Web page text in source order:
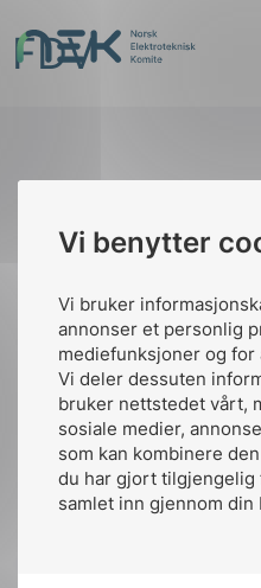
Vi benytter
Vi bruker
annonser et personlig
mediefunksjoner og for
Vi deler dessuten
bruker nettstedet vårt,
sosiale medier,
som kan kombinere
du har gjort tilgjengelig
samlet inn gjennom
til
innhold
NEK
Søk
FDV
Kontakt oss
Ansatte
Kontakt